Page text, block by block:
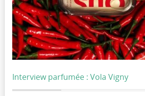
Interview parfumée : Vola Vigny